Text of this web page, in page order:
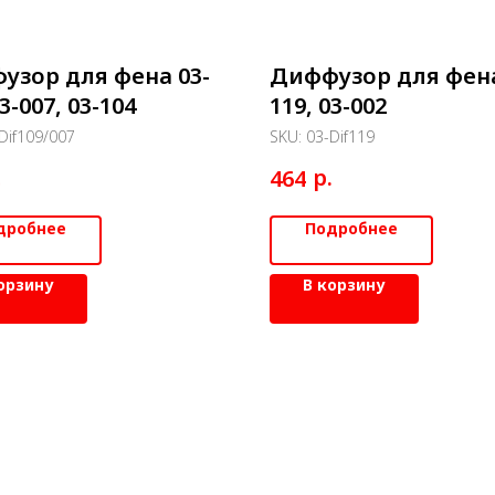
для фена 03-
007, 03-104
007
Диффузор для
119, 03-002
SKU: 03-Dif119
464 р.
Подробнее
В корзину